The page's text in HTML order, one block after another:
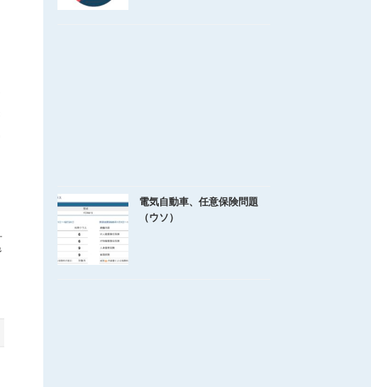
電気自動車、任意保険問題
（ウソ）